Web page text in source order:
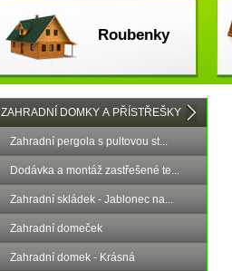
Roubenky
ZAHRADNÍ DOMKY A PŘÍSTŘEŠKY
Zahradní pergola s pultovou st...
Dodávka a montáž zastřešené te...
Zahradní skládek - Jablonec na...
Zahradní domeček
Zahradní domek - Krásná